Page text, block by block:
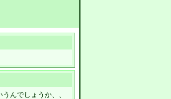
んでしょうか、、